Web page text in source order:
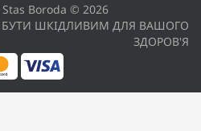
Boroda © 2026
ШКІДЛИВИМ ДЛЯ ВАШОГО
ЗДОРОВ'Я